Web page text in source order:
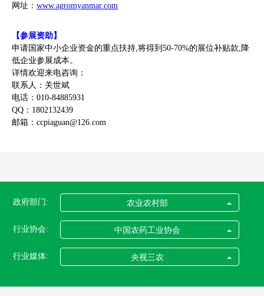
网址： www.agromyanmar.com
【参展资助】
申请国家中小企业资金的重点扶持,将得到50-70%的展位补贴款,降
低企业参展成本。
详情欢迎来电咨询：
联系人：关世斌
电话：010-84885931
QQ：1802132439
邮箱：ccpiaguan@126.com
政府部门: 农业农村部
行业协会: 中国农药工业协会
行业媒体: 央视三农